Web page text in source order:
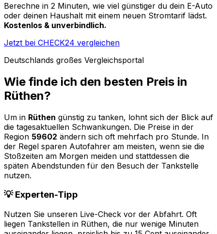
Berechne in 2 Minuten, wie viel günstiger du dein E-Auto
oder deinen Haushalt mit einem neuen Stromtarif lädst.
Kostenlos & unverbindlich.
Jetzt bei CHECK24 vergleichen
Deutschlands großes Vergleichsportal
Wie finde ich den besten Preis in
Rüthen?
Um in Rüthen günstig zu tanken, lohnt sich der Blick auf
die tagesaktuellen Schwankungen. Die Preise in der
Region 59602 ändern sich oft mehrfach pro Stunde. In
der Regel sparen Autofahrer am meisten, wenn sie die
Stoßzeiten am Morgen meiden und stattdessen die
späten Abendstunden für den Besuch der Tankstelle
nutzen.
💡 Experten-Tipp
Nutzen Sie unseren Live-Check vor der Abfahrt. Oft
liegen Tankstellen in Rüthen, die nur wenige Minuten